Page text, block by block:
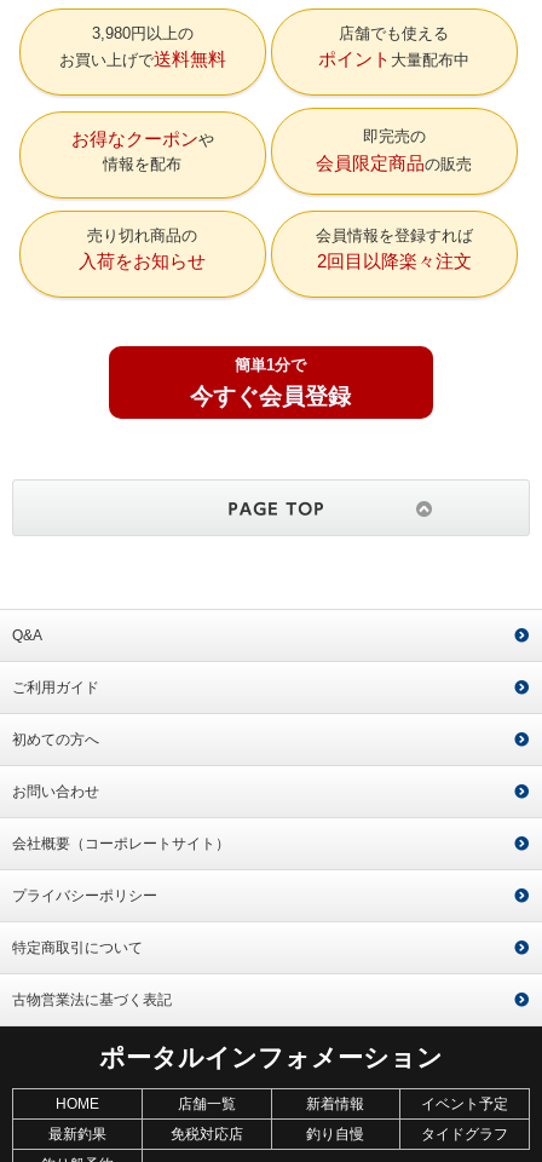
3,980円以上の
お買い上げで送料無料
店舗でも使える
ポイント 大量配布中
お得なクーポン
情報を配布
即完売の
会員限定商品の販売
売り切れ商品の
入荷をお知らせ
会員情報を登録すれば
2回目以降楽々注文
簡単1分で
今すぐ会員登録
Q&A
ご利用ガイド
初めての方へ
お問い合わせ
会社概要（コーポレートサイト）
プライバシーポリシー
特定商取引について
古物営業法に基づく表記
ポータルインフォメーション
HOME 店舗一覧 新着情報
イベント予定
最新釣果
免税対応店 釣り自慢
タイドグラフ